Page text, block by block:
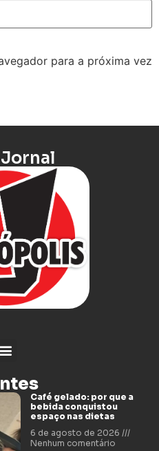
para a próxima vez
Jornal
Café gelado: por que a
bebida conquistou
espaço nas dietas
6 de agosto de 2026
Nenhum comentário